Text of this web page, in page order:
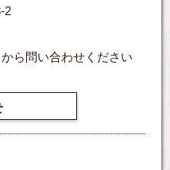
2
ら問い合わせください